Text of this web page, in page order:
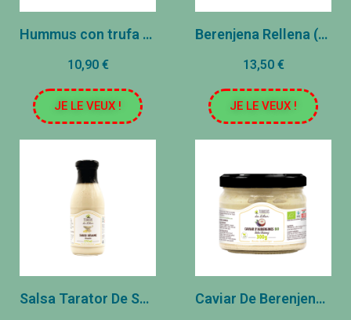
Hummus con trufa de verano (135g)
10,90 €
JE LE VEUX !
Berenjena Rellena (270g)
13,50 €
JE LE VEUX !
Salsa Tarator De Sésamo (270cl) Caviar De Berenjena Baba Ghanouj (300g)